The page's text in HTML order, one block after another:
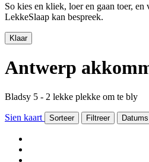
So kies en kliek, loer en gaan toer,
LekkeSlaap kan bespreek.
Klaar
Antwerp
Bladsy 5 - 2 lekke plekke om te bly
Sien kaart Sorteer Filtreer Datums